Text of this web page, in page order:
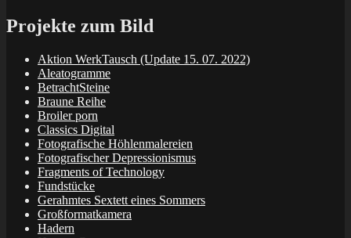
Projekte zum Bild
Aktion WerkTausch (Update 15. 07. 2022)
Aleatogramme
BetrachtSteine
Braune Reihe
Broiler porn
Classics Digital
Fotografische Höhlenmalereien
Fotografischer Depressionismus
Fragments of Technology
Fundstücke
Gerahmtes Sextett eines Sommers
Großformatkamera
Hadern